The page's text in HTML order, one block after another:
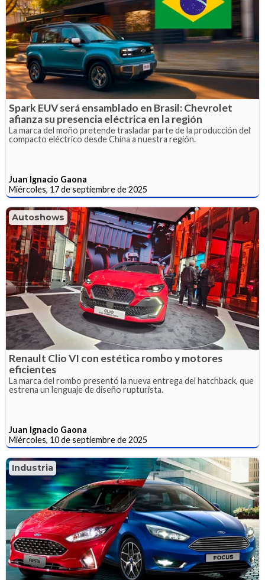
Spark EUV será ensamblado en Brasil: Chevrolet
afianza su presencia eléctrica en la región
La marca del moño pretende trasladar parte de la producción del
compacto eléctrico desde China a nuestra región.
Juan Ignacio Gaona
Miércoles, 17 de septiembre de 2025
Autoshows
Renault Clio VI con estética rombo y motores
eficientes
La marca del rombo presentó la nueva entrega del hatchback, que
estrena un lenguaje de diseño rupturista.
Juan Ignacio Gaona
Miércoles, 10 de septiembre de 2025
Industria